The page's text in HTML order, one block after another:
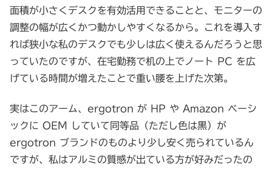
面積が小さくデスクを有効活用できることと、モニターの
調整の幅が広くかつ動かしやすくなるから。これを導入す
れば狭小な私のデスクでも少しは広く使えるんだろうと思
っていたのですが、在宅勤務で机の上でノート PC を広
げている時間が増えたことで重い腰を上げた次第。
実はこのアーム、ergotron が HP や Amazon ベーシ
ックに OEM していて同等品（ただし色は黒）が
ergotron ブランドのものより少し安く売られているん
ですが、私はアルミの質感が出ている方が好みだったの